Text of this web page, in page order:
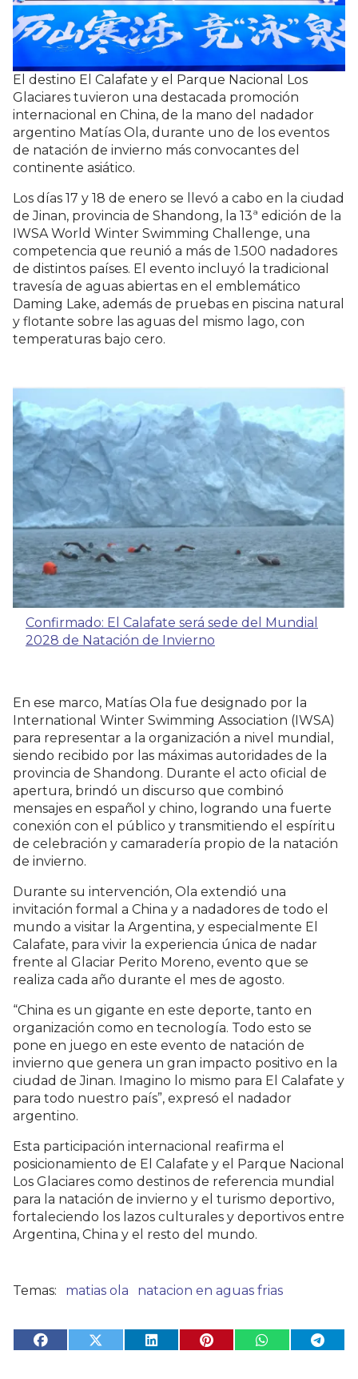
El destino El Calafate y el Parque Nacional Los
Glaciares tuvieron una destacada promoción
internacional en China, de la mano del nadador
argentino Matías Ola, durante uno de los eventos
de natación de invierno más convocantes del
continente asiático.
Los días 17 y 18 de enero se llevó a cabo en la ciudad
de Jinan, provincia de Shandong, la 13ª edición de la
IWSA World Winter Swimming Challenge, una
competencia que reunió a más de 1.500 nadadores
de distintos países. El evento incluyó la tradicional
travesía de aguas abiertas en el emblemático
Daming Lake, además de pruebas en piscina natural
y flotante sobre las aguas del mismo lago, con
temperaturas bajo cero.
Confirmado: El Calafate será sede del Mundial
2028 de Natación de Invierno
En ese marco, Matías Ola fue designado por la
International Winter Swimming Association (IWSA)
para representar a la organización a nivel mundial,
siendo recibido por las máximas autoridades de la
provincia de Shandong. Durante el acto oficial de
apertura, brindó un discurso que combinó
mensajes en español y chino, logrando una fuerte
conexión con el público y transmitiendo el espíritu
de celebración y camaradería propio de la natación
de invierno.
Durante su intervención, Ola extendió una
invitación formal a China y a nadadores de todo el
mundo a visitar la Argentina, y especialmente El
Calafate, para vivir la experiencia única de nadar
frente al Glaciar Perito Moreno, evento que se
realiza cada año durante el mes de agosto.
“China es un gigante en este deporte, tanto en
organización como en tecnología. Todo esto se
pone en juego en este evento de natación de
invierno que genera un gran impacto positivo en la
ciudad de Jinan. Imagino lo mismo para El Calafate y
para todo nuestro país”, expresó el nadador
argentino.
Esta participación internacional reafirma el
posicionamiento de El Calafate y el Parque Nacional
Los Glaciares como destinos de referencia mundial
para la natación de invierno y el turismo deportivo,
fortaleciendo los lazos culturales y deportivos entre
Argentina, China y el resto del mundo.
matias ola natacion en aguas frias